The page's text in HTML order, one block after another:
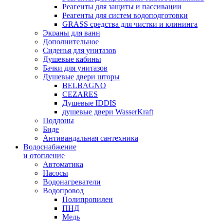
Реагенты для защиты и пассивации
Реагенты для систем водоподготовки
GRASS средства для чистки и клининга
Экраны для ванн
Дополнительное
Сиденья для унитазов
Душевые кабины
Бачки для унитазов
Душевые двери шторы
BELBAGNO
CEZARES
Душевые IDDIS
душевые двери WasserKraft
Поддоны
Биде
Антивандальная сантехника
Водоснабжение
и отопление
Автоматика
Насосы
Водонагреватели
Водопровод
Полипропилен
ПНД
Медь